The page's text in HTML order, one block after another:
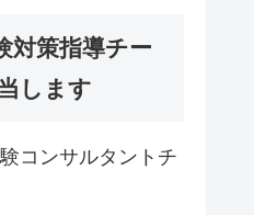
対策指導チー
します
コンサルタントチ